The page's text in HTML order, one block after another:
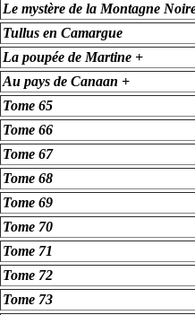
Le mystère de la Montagne
Tullus en Camargue
La poupée de Martine +
Au pays de Canaan +
Tome 65
Tome 66
Tome 67
Tome 68
Tome 69
Tome 70
Tome 71
Tome 72
Tome 73